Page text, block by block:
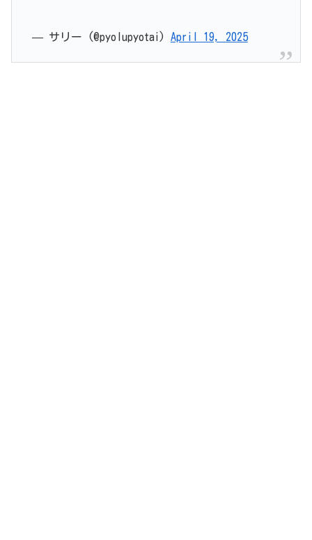
— サリー (@pyolupyotai) April 19, 2025